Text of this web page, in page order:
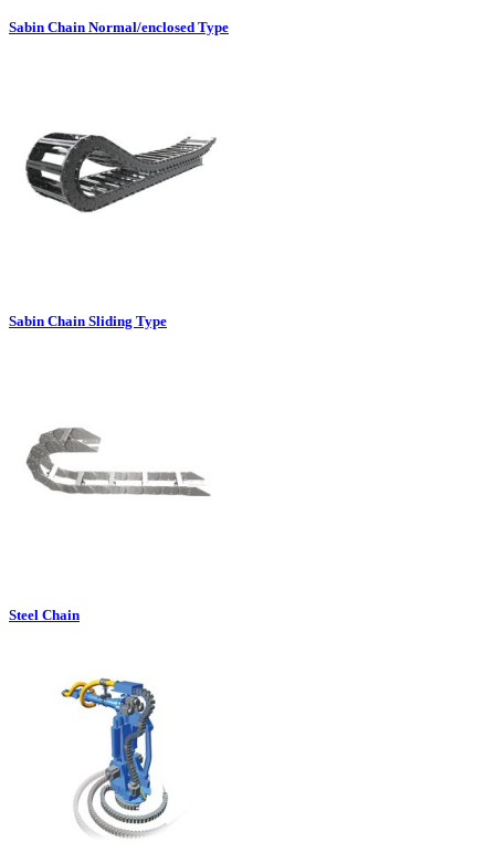
Sabin Chain Normal/enclosed Type
Sabin Chain Sliding Type
Steel Chain